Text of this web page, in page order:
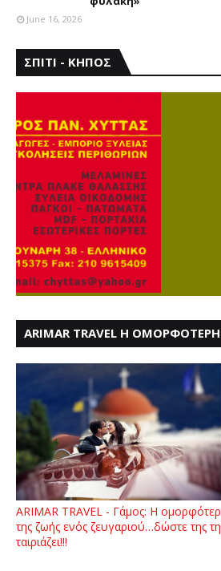
June 16, 2026
ΣΠΙΤΙ - ΚΗΠΟΣ
ARIMAR TRAVEL Η
ARIMAR TRAVEL - Γάμος: Η
της ζωής ενός ζευγαριού…δώστε της
ταιριάζει!!!